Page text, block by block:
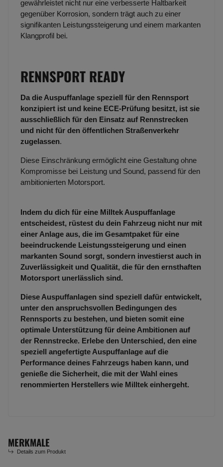
gewährleistet nicht nur eine verbesserte Haltbarkeit
gegenüber Korrosion, sondern trägt auch zu einer
signifikanten Leistungssteigerung und einem markanten
Klangprofil bei.
RENNSPORT READY
Da die Auspuffanlage speziell für den Rennsport
konzipiert ist und keine ECE-Prüfung besitzt, ist sie
ausschließlich für den Einsatz auf Rennstrecken
und nicht für den öffentlichen Straßenverkehr
zugelassen.
Diese Einschränkung ermöglicht eine Gestaltung ohne
Kompromisse bei Leistung und Sound, passend für den
ambitionierten Motorsport.
Indem du dich für eine Milltek Auspuffanlage
entscheidest, rüstest du dein Fahrzeug nicht nur mit
einer Anlage aus, die im Gesamtpaket für eine
beeindruckende Leistungssteigerung und einen
markanten Sound sorgt, sondern investierst auch in
Zuverlässigkeit und Qualität, die für den ernsthaften
Motorsport unerlässlich sind.
Diese Auspuffanlagen sind speziell dafür entwickelt,
unter den anspruchsvollen Bedingungen des
Rennsports zu bestehen, und bieten somit eine
optimale Unterstützung für deine Ambitionen auf
der Rennstrecke. Erlebe den Unterschied, den eine
speziell angefertigte Auspuffanlage auf die
Performance deines Fahrzeugs haben kann, und
genieße die Sicherheit, die mit der Wahl eines
renommierten Herstellers wie Milltek einhergeht.
MERKMALE
Details zum Produkt